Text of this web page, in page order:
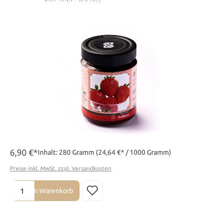
6,90 €*Inhalt: 280 Gramm (24,64 €* / 1000 Gramm)
Preise inkl. MwSt. zzgl. Versandkosten
Produkt Anzahl: Gib den gewünschten Wert ein oder benutze die
In den Warenkorb